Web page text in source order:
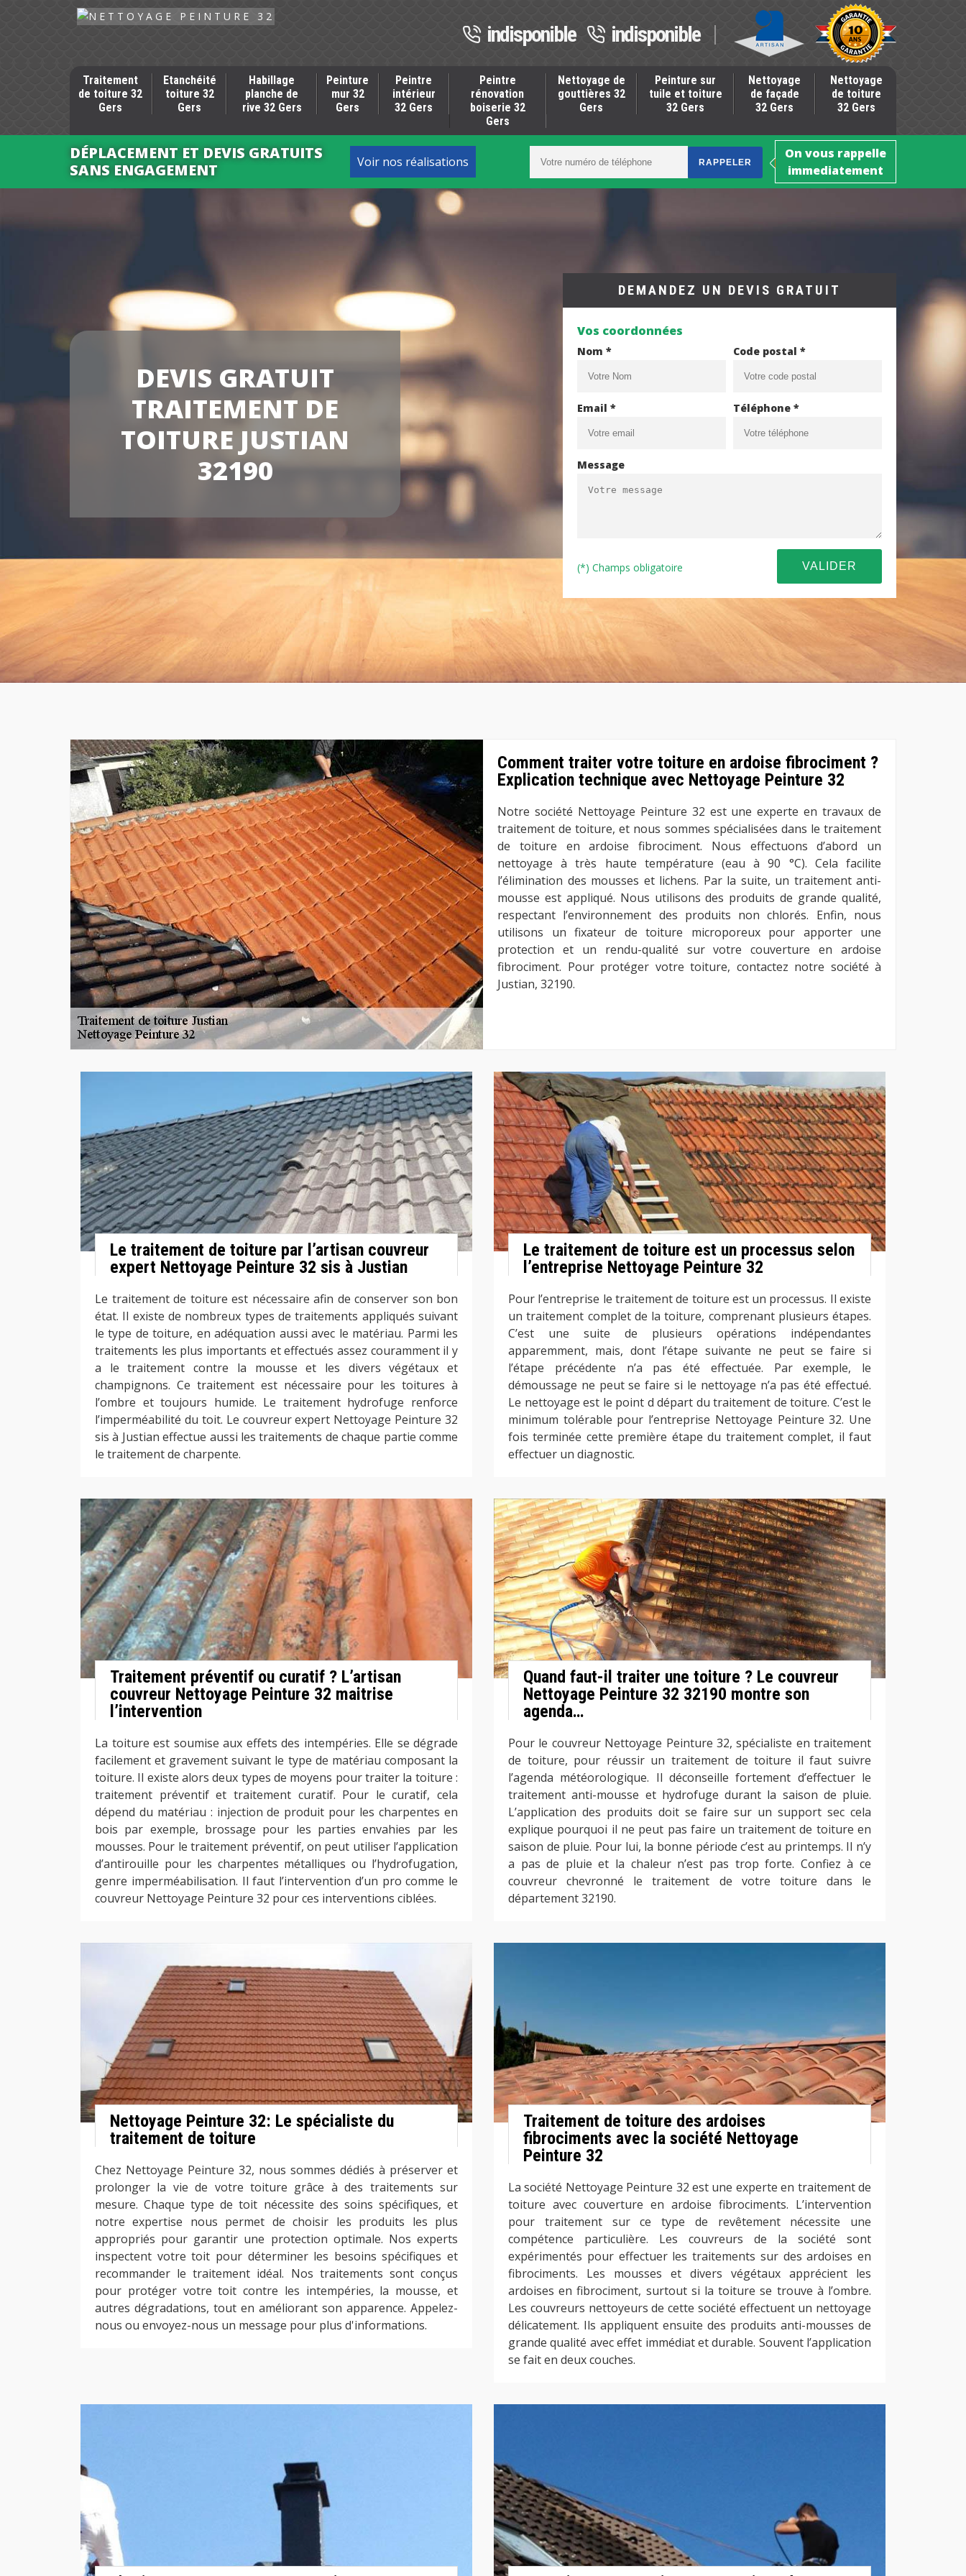
indisponible indisponible
Traitement
de toiture 32
Gers
Etanchéité
toiture 32
Gers
Habillage
planche de
rive 32 Gers
Peinture
mur 32
Gers
Peintre
intérieur
32 Gers
Peintre
rénovation
boiserie 32
Gers
Nettoyage de
gouttières 32
Gers
Peinture sur
tuile et toiture
32 Gers
Nettoyage
de façade
32 Gers
Nettoyage
de toiture
32 Gers
DÉPLACEMENT ET DEVIS GRATUITS
SANS ENGAGEMENT
Voir nos réalisations
On vous rappelle
immediatement
DEVIS GRATUIT
TRAITEMENT DE
TOITURE JUSTIAN
32190
DEMANDEZ UN DEVIS GRATUIT
Vos coordonnées
Nom * Code postal *
Email * Téléphone *
Message
(*) Champs obligatoire
Comment traiter votre toiture en ardoise fibrociment ?
Explication technique avec Nettoyage Peinture 32
Notre société Nettoyage Peinture 32 est une experte en travaux de
traitement de toiture, et nous sommes spécialisées dans le traitement
de toiture en ardoise fibrociment. Nous effectuons d’abord un
nettoyage à très haute température (eau à 90 °C). Cela facilite
l’élimination des mousses et lichens. Par la suite, un traitement anti-
mousse est appliqué. Nous utilisons des produits de grande qualité,
respectant l’environnement des produits non chlorés. Enfin, nous
utilisons un fixateur de toiture microporeux pour apporter une
protection et un rendu-qualité sur votre couverture en ardoise
fibrociment. Pour protéger votre toiture, contactez notre société à
Justian, 32190.
Le traitement de toiture par l’artisan couvreur
expert Nettoyage Peinture 32 sis à Justian
Le traitement de toiture est nécessaire afin de conserver son bon
état. Il existe de nombreux types de traitements appliqués suivant
le type de toiture, en adéquation aussi avec le matériau. Parmi les
traitements les plus importants et effectués assez couramment il y
a le traitement contre la mousse et les divers végétaux et
champignons. Ce traitement est nécessaire pour les toitures à
l’ombre et toujours humide. Le traitement hydrofuge renforce
l’imperméabilité du toit. Le couvreur expert Nettoyage Peinture 32
sis à Justian effectue aussi les traitements de chaque partie comme
le traitement de charpente.
Le traitement de toiture est un processus selon
l’entreprise Nettoyage Peinture 32
Pour l’entreprise le traitement de toiture est un processus. Il existe
un traitement complet de la toiture, comprenant plusieurs étapes.
C’est une suite de plusieurs opérations indépendantes
apparemment, mais, dont l’étape suivante ne peut se faire si
l’étape précédente n’a pas été effectuée. Par exemple, le
démoussage ne peut se faire si le nettoyage n’a pas été effectué.
Le nettoyage est le point d départ du traitement de toiture. C’est le
minimum tolérable pour l’entreprise Nettoyage Peinture 32. Une
fois terminée cette première étape du traitement complet, il faut
effectuer un diagnostic.
Traitement préventif ou curatif ? L’artisan
couvreur Nettoyage Peinture 32 maitrise
l’intervention
La toiture est soumise aux effets des intempéries. Elle se dégrade
facilement et gravement suivant le type de matériau composant la
toiture. Il existe alors deux types de moyens pour traiter la toiture :
traitement préventif et traitement curatif. Pour le curatif, cela
dépend du matériau : injection de produit pour les charpentes en
bois par exemple, brossage pour les parties envahies par les
mousses. Pour le traitement préventif, on peut utiliser l’application
d’antirouille pour les charpentes métalliques ou l’hydrofugation,
genre imperméabilisation. Il faut l’intervention d’un pro comme le
couvreur Nettoyage Peinture 32 pour ces interventions ciblées.
Quand faut-il traiter une toiture ? Le couvreur
Nettoyage Peinture 32 32190 montre son
agenda…
Pour le couvreur Nettoyage Peinture 32, spécialiste en traitement
de toiture, pour réussir un traitement de toiture il faut suivre
l’agenda météorologique. Il déconseille fortement d’effectuer le
traitement anti-mousse et hydrofuge durant la saison de pluie.
L’application des produits doit se faire sur un support sec cela
explique pourquoi il ne peut pas faire un traitement de toiture en
saison de pluie. Pour lui, la bonne période c’est au printemps. Il n’y
a pas de pluie et la chaleur n’est pas trop forte. Confiez à ce
couvreur chevronné le traitement de votre toiture dans le
département 32190.
Nettoyage Peinture 32: Le spécialiste du
traitement de toiture
Chez Nettoyage Peinture 32, nous sommes dédiés à préserver et
prolonger la vie de votre toiture grâce à des traitements sur
mesure. Chaque type de toit nécessite des soins spécifiques, et
notre expertise nous permet de choisir les produits les plus
appropriés pour garantir une protection optimale. Nos experts
inspectent votre toit pour déterminer les besoins spécifiques et
recommander le traitement idéal. Nos traitements sont conçus
pour protéger votre toit contre les intempéries, la mousse, et
autres dégradations, tout en améliorant son apparence. Appelez-
nous ou envoyez-nous un message pour plus d'informations.
Traitement de toiture des ardoises
fibrociments avec la société Nettoyage
Peinture 32
La société Nettoyage Peinture 32 est une experte en traitement de
toiture avec couverture en ardoise fibrociments. L’intervention
pour traitement sur ce type de revêtement nécessite une
compétence particulière. Les couvreurs de la société sont
expérimentés pour effectuer les traitements sur des ardoises en
fibrociments. Les mousses et divers végétaux apprécient les
ardoises en fibrociment, surtout si la toiture se trouve à l’ombre.
Les couvreurs nettoyeurs de cette société effectuent un nettoyage
délicatement. Ils appliquent ensuite des produits anti-mousses de
grande qualité avec effet immédiat et durable. Souvent l’application
se fait en deux couches.